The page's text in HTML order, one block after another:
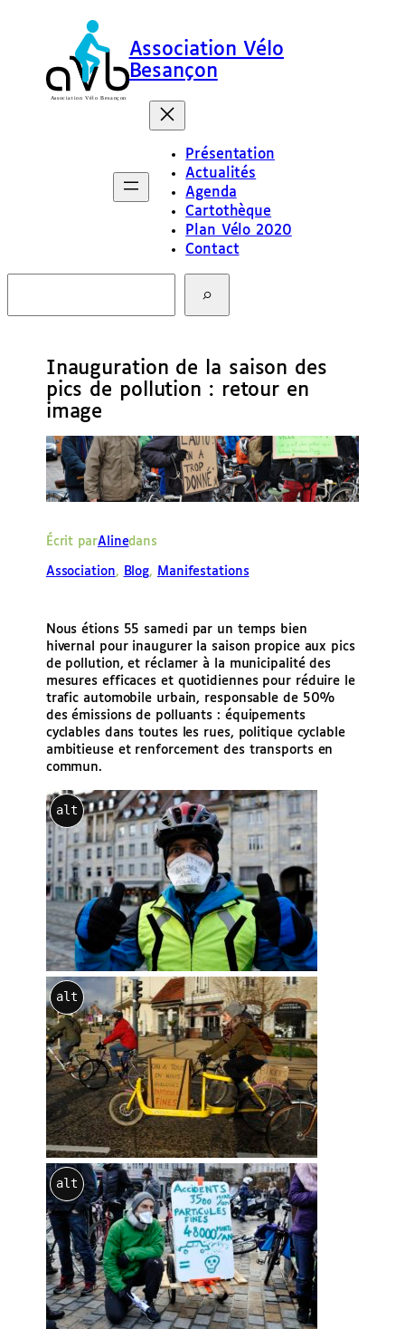
Association Vélo
Besançon
Présentation
Actualités
Agenda
Cartothèque
Plan Vélo 2020
Contact
c
Inauguration de la saison des
pics de pollution : retour en
image
Écrit parAlinedans
Association, Blog, Manifestations
Nous étions 55 samedi par un temps bien
hivernal pour inaugurer la saison propice aux pics
de pollution, et réclamer à la municipalité des
mesures efficaces et quotidiennes pour réduire le
trafic automobile urbain, responsable de 50%
des émissions de polluants : équipements
cyclables dans toutes les rues, politique cyclable
ambitieuse et renforcement des transports en
commun.
alt
alt
alt